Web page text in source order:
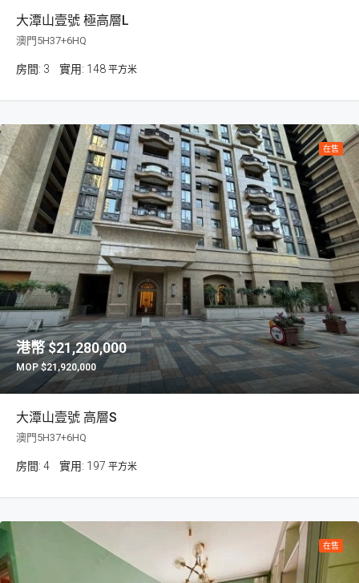
大潭山壹號 極高層L
澳門5H37+6HQ
房間: 3 148 平方米
在售
$21,280,000
$21,920,000
大潭山壹號 高層S
澳門5H37+6HQ
房間: 4 197 平方米
在售